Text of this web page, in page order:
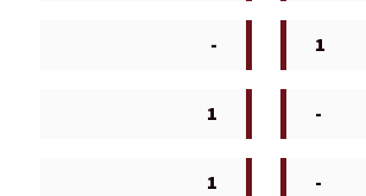
- 1
1 -
1 -